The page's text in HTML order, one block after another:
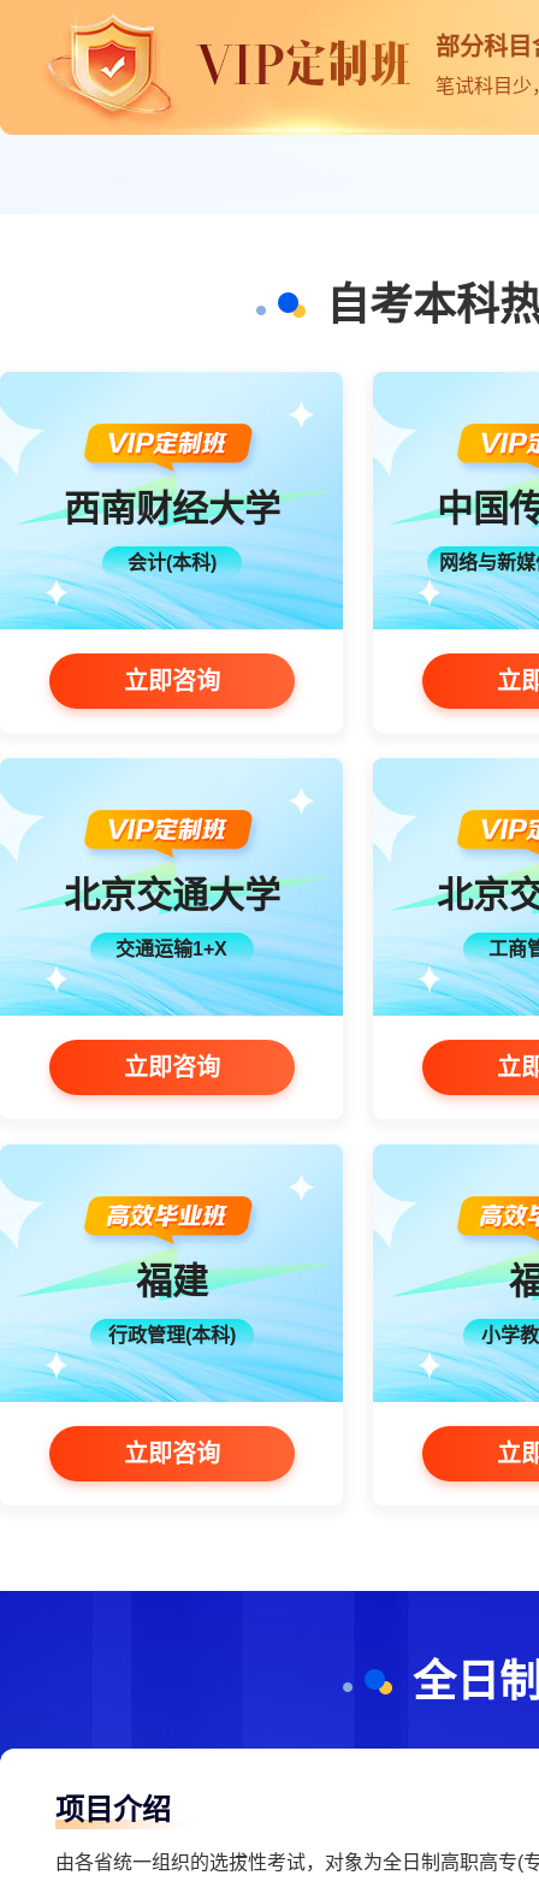
部分科
笔试科目少
自考本科
西南财经大学
会计(本科)
立即咨询
中国
网络与新
立
北京交通大学
交通运输1+X
立即咨询
北京
工商
立
福建
行政管理(本科)
立即咨询
小学
立
全日
项目介绍
由各省统一组织的选拔性考试，对象为全日制高职高专(